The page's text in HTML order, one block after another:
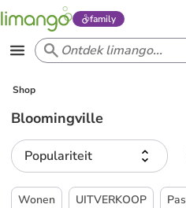
family
Shop
Bloomingville
Populariteit
Wonen UITVERKOOP